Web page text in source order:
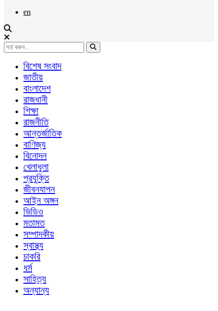
en
বিশেষ সংবাদ
জাতীয়
বাংলাদেশ
রাজধানী
শিক্ষা
রাজনীতি
আন্তর্জাতিক
বাণিজ্য
বিনোদন
খেলাধুলা
প্রযুক্তি
জীবনযাপন
আইন অঙ্গন
ভিডিও
মতামত
সম্পাদকীয়
স্বাস্থ্য
চাকরি
ধর্ম
সাহিত্য
অন্যান্য